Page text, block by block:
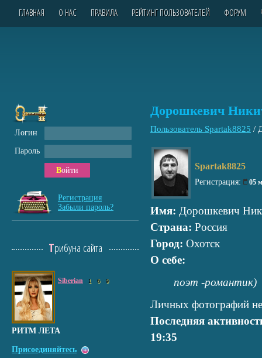
ГЛАВНАЯ О НАС ПРАВИЛА РЕЙТИНГ ПОЛЬЗОВАТЕЛЕЙ ФОРУМ
Дорошкевич
Пользователь Spartak8825 /
Spartak8825
Регистрация: 05
Имя: Дорошкевич
Страна: Россия
Город: Охотск
О себе:
поэт -романтик)
Личных фотографий
Последняя
19:35
Логин
Пароль
Войти
Регистрация
Забыли пароль?
Трибуна сайта
Siberian 1 6 9
РИТМ ЛЕТА
Присоединяйтесь